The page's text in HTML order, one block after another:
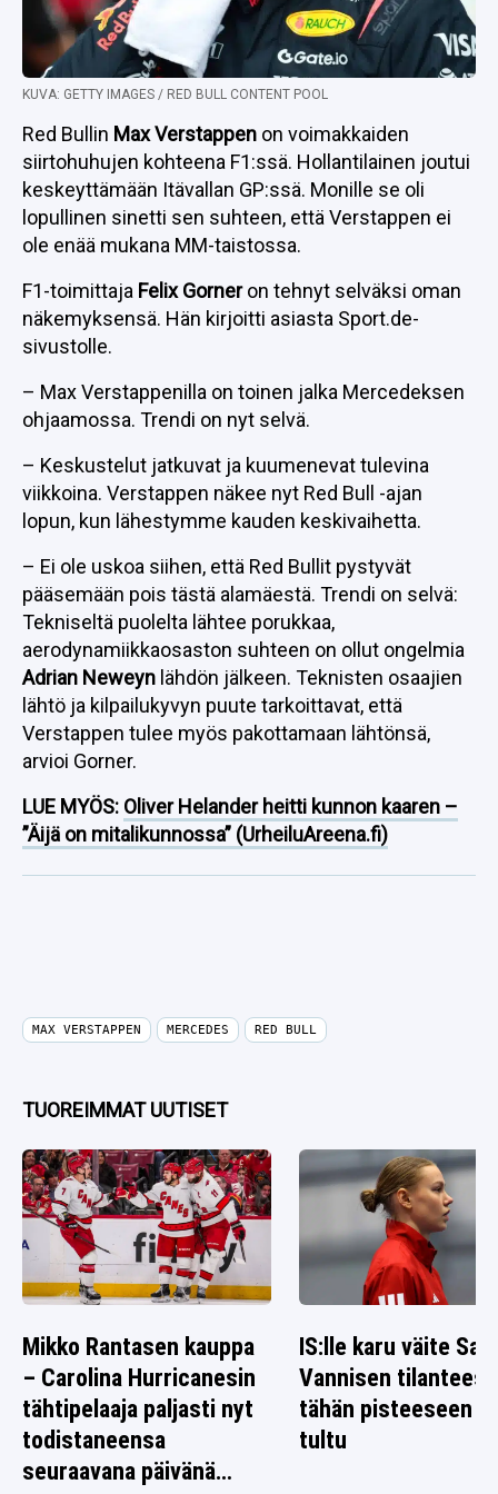
KUVA: GETTY IMAGES / RED BULL CONTENT POOL
Red Bullin Max Verstappen on voimakkaiden
siirtohuhujen kohteena F1:ssä. Hollantilainen joutui
keskeyttämään Itävallan GP:ssä. Monille se oli
lopullinen sinetti sen suhteen, että Verstappen ei
ole enää mukana MM-taistossa.
F1-toimittaja Felix Gorneron tehnyt selväksi oman
näkemyksensä. Hän kirjoitti asiasta Sport.de-
sivustolle.
– Max Verstappenilla on toinen jalka Mercedeksen
ohjaamossa. Trendi on nyt selvä.
– Keskustelut jatkuvat ja kuumenevat tulevina
viikkoina. Verstappen näkee nyt Red Bull -ajan
lopun, kun lähestymme kauden keskivaihetta.
– Ei ole uskoa siihen, että Red Bullit pystyvät
pääsemään pois tästä alamäestä. Trendi on selvä:
Tekniseltä puolelta lähtee porukkaa,
aerodynamiikkaosaston suhteen on ollut ongelmia
Adrian Neweyn lähdön jälkeen. Teknisten osaajien
lähtö ja kilpailukyvyn puute tarkoittavat, että
Verstappen tulee myös pakottamaan lähtönsä,
arvioi Gorner.
LUE MYÖS: Oliver Helander heitti kunnon kaaren –
”Äijä on mitalikunnossa” (UrheiluAreena.fi)
MAX VERSTAPPEN MERCEDES RED BULL
TUOREIMMAT UUTISET
Mikko Rantasen kauppa
– Carolina Hurricanesin
tähtipelaaja paljasti nyt
todistaneensa
seuraavana päivänä
IS:lle karu väite
Vannisen
tähän pisteeseen
tultu